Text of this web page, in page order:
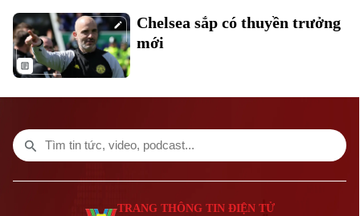
Liên hệ đường dây nóng (bấm để gọi)
Tòa soạn
0865.116.699 (hotline)
Chelsea sắp có thuyền trưởng
mới
TRANG THÔNG TIN ĐIỆN TỬ